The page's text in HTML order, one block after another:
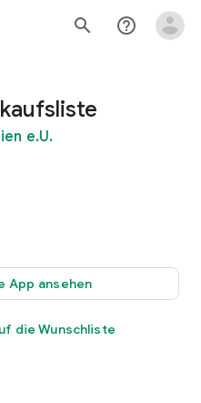
search help_outline
e.U.
App ansehen
die Wunschliste